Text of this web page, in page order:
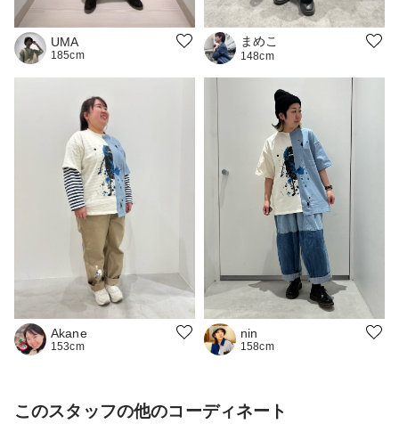
UMA
185cm
まめこ
148cm
Akane
153cm
nin
158cm
このスタッフの他のコーディネート